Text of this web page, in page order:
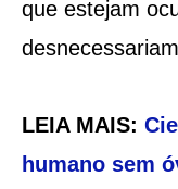
que estejam
LEIA MAIS:
humano sem